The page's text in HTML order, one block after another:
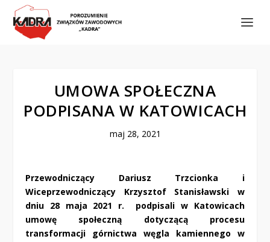
UMOWA SPOŁECZNA
PODPISANA W KATOWICACH
maj 28, 2021
Przewodniczący Dariusz Trzcionka i
Wiceprzewodniczący Krzysztof Stanisławski w
dniu 28 maja 2021 r. podpisali w Katowicach
umowę społeczną dotyczącą procesu
transformacji górnictwa węgla kamiennego w